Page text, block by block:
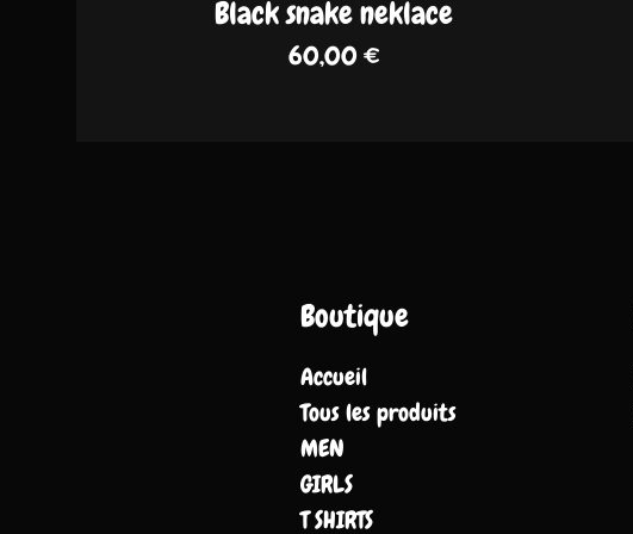
Black snake neklace
60,00€
Boutique
Accueil
Tous les produits
MEN
GIRLS
T SHIRTS